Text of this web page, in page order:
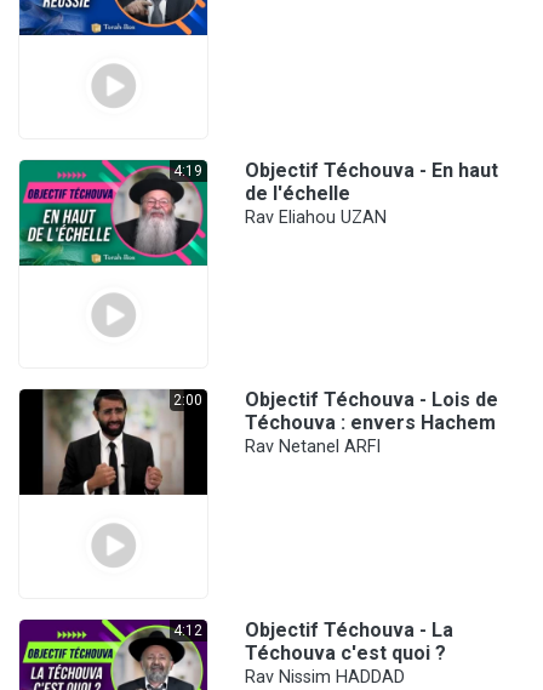
4:19
Objectif Téchouva - En haut
de l'échelle
Rav Eliahou UZAN
2:00
Objectif Téchouva - Lois de
Téchouva : envers Hachem
Rav Netanel ARFI
4:12
Objectif Téchouva - La
Téchouva c'est quoi ?
Rav Nissim HADDAD